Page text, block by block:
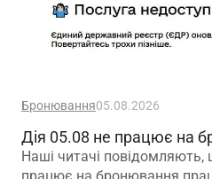
Бронювання05.08.2026
Дія 05.08 не працює на
Наші читачі повідомляють,